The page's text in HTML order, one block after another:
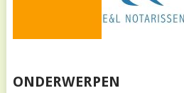
ONDERWERPEN